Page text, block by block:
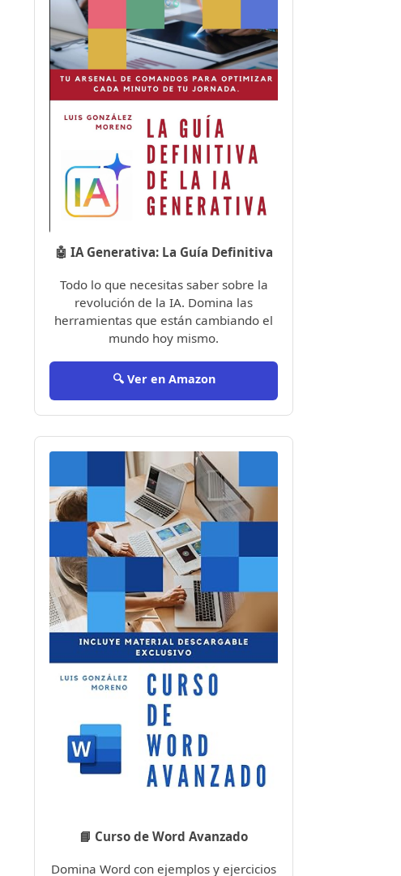
🤖 IA Generativa: La Guía Definitiva
Todo lo que necesitas saber sobre la
revolución de la IA. Domina las
herramientas que están cambiando el
mundo hoy mismo.
🔍 Ver en Amazon
📘 Curso de Word Avanzado
Domina Word con ejemplos y ejercicios